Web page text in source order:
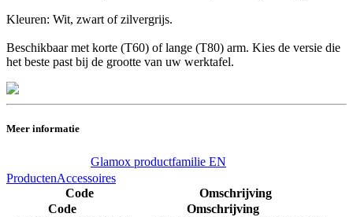
Kleuren: Wit, zwart of zilvergrijs.
Beschikbaar met korte (T60) of lange (T80) arm. Kies de versie die
het beste past bij de grootte van uw werktafel.
Meer informatie
Glamox productfamilie EN
ProductenAccessoires
Code
Omschrijving
Code
Omschrijving